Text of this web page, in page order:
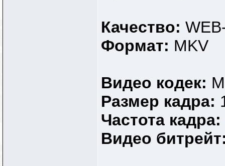
Качество:
Формат: MKV
Видео кодек:
Размер кадра:
Частота кадра:
Видео